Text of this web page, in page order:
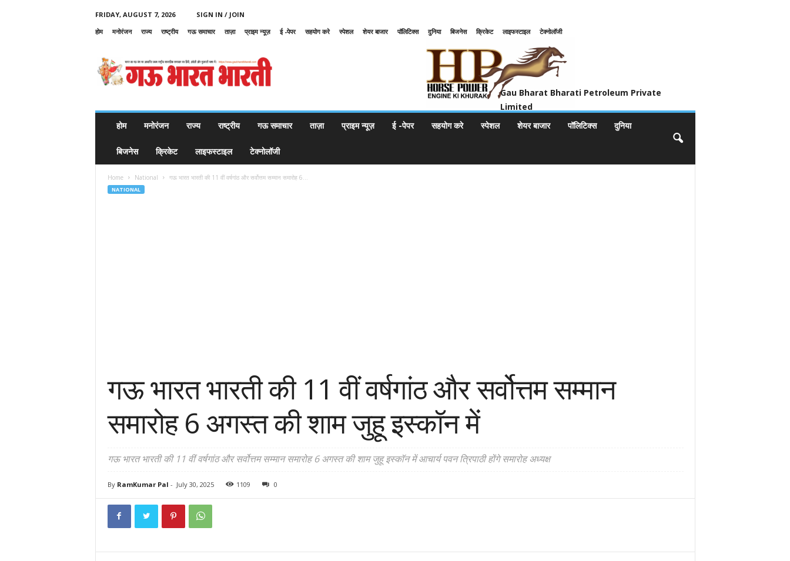
FRIDAY, AUGUST 7, 2026
SIGN IN / JOIN
होम
मनोरंजन राज्य राष्ट्रीय गऊ समाचार ताज़ा प्राइम न्यूज़ ई -पेपर सहयोग करे स्पेशल शेयर बाजार पॉलिटिक्स दुनिया बिजनेस क्रिकेट लाइफस्टाइल
टेक्नोलॉजी
u
Gau Bharat Bharati Petroleum Private
Limited
होम
मनोरंजन राज्य राष्ट्रीय गऊ समाचार ताज़ा प्राइम न्यूज़ ई -पेपर सहयोग करे स्पेशल शेयर बाजार पॉलिटिक्स दुनिया
बिजनेस क्रिकेट लाइफस्टाइल टेक्नोलॉजी
Home National गऊ भारत भारती की 11 वीं वर्षगांठ और सर्वोत्तम सम्मान समारोह 6...
NATIONAL
गऊ भारत भारती की 11 वीं वर्षगांठ और सर्वोत्तम सम्मान
समारोह 6 अगस्त की शाम जुहू इस्कॉन में
गऊ भारत भारती की 11 वीं वर्षगांठ और सर्वोत्तम सम्मान समारोह 6 अगस्त की शाम जुहू इस्कॉन में आचार्य पवन त्रिपाठी होंगे समारोह अध्यक्ष
By RamKumar Pal - July 30, 2025 1109 0